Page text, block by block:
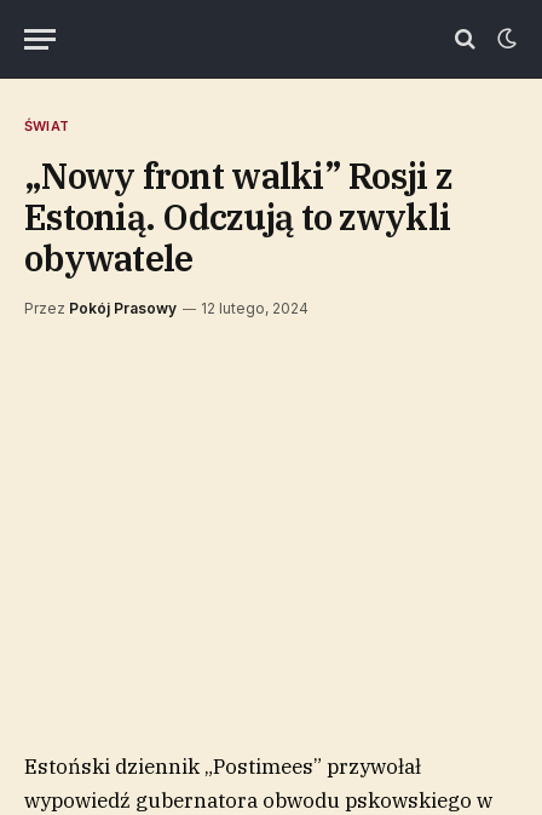
ŚWIAT
„Nowy front walki” Rosji z
Estonią. Odczują to zwykli
obywatele
Przez Pokój Prasowy 12 lutego, 2024
Estoński dziennik „Postimees” przywołał
wypowiedź gubernatora obwodu pskowskiego w